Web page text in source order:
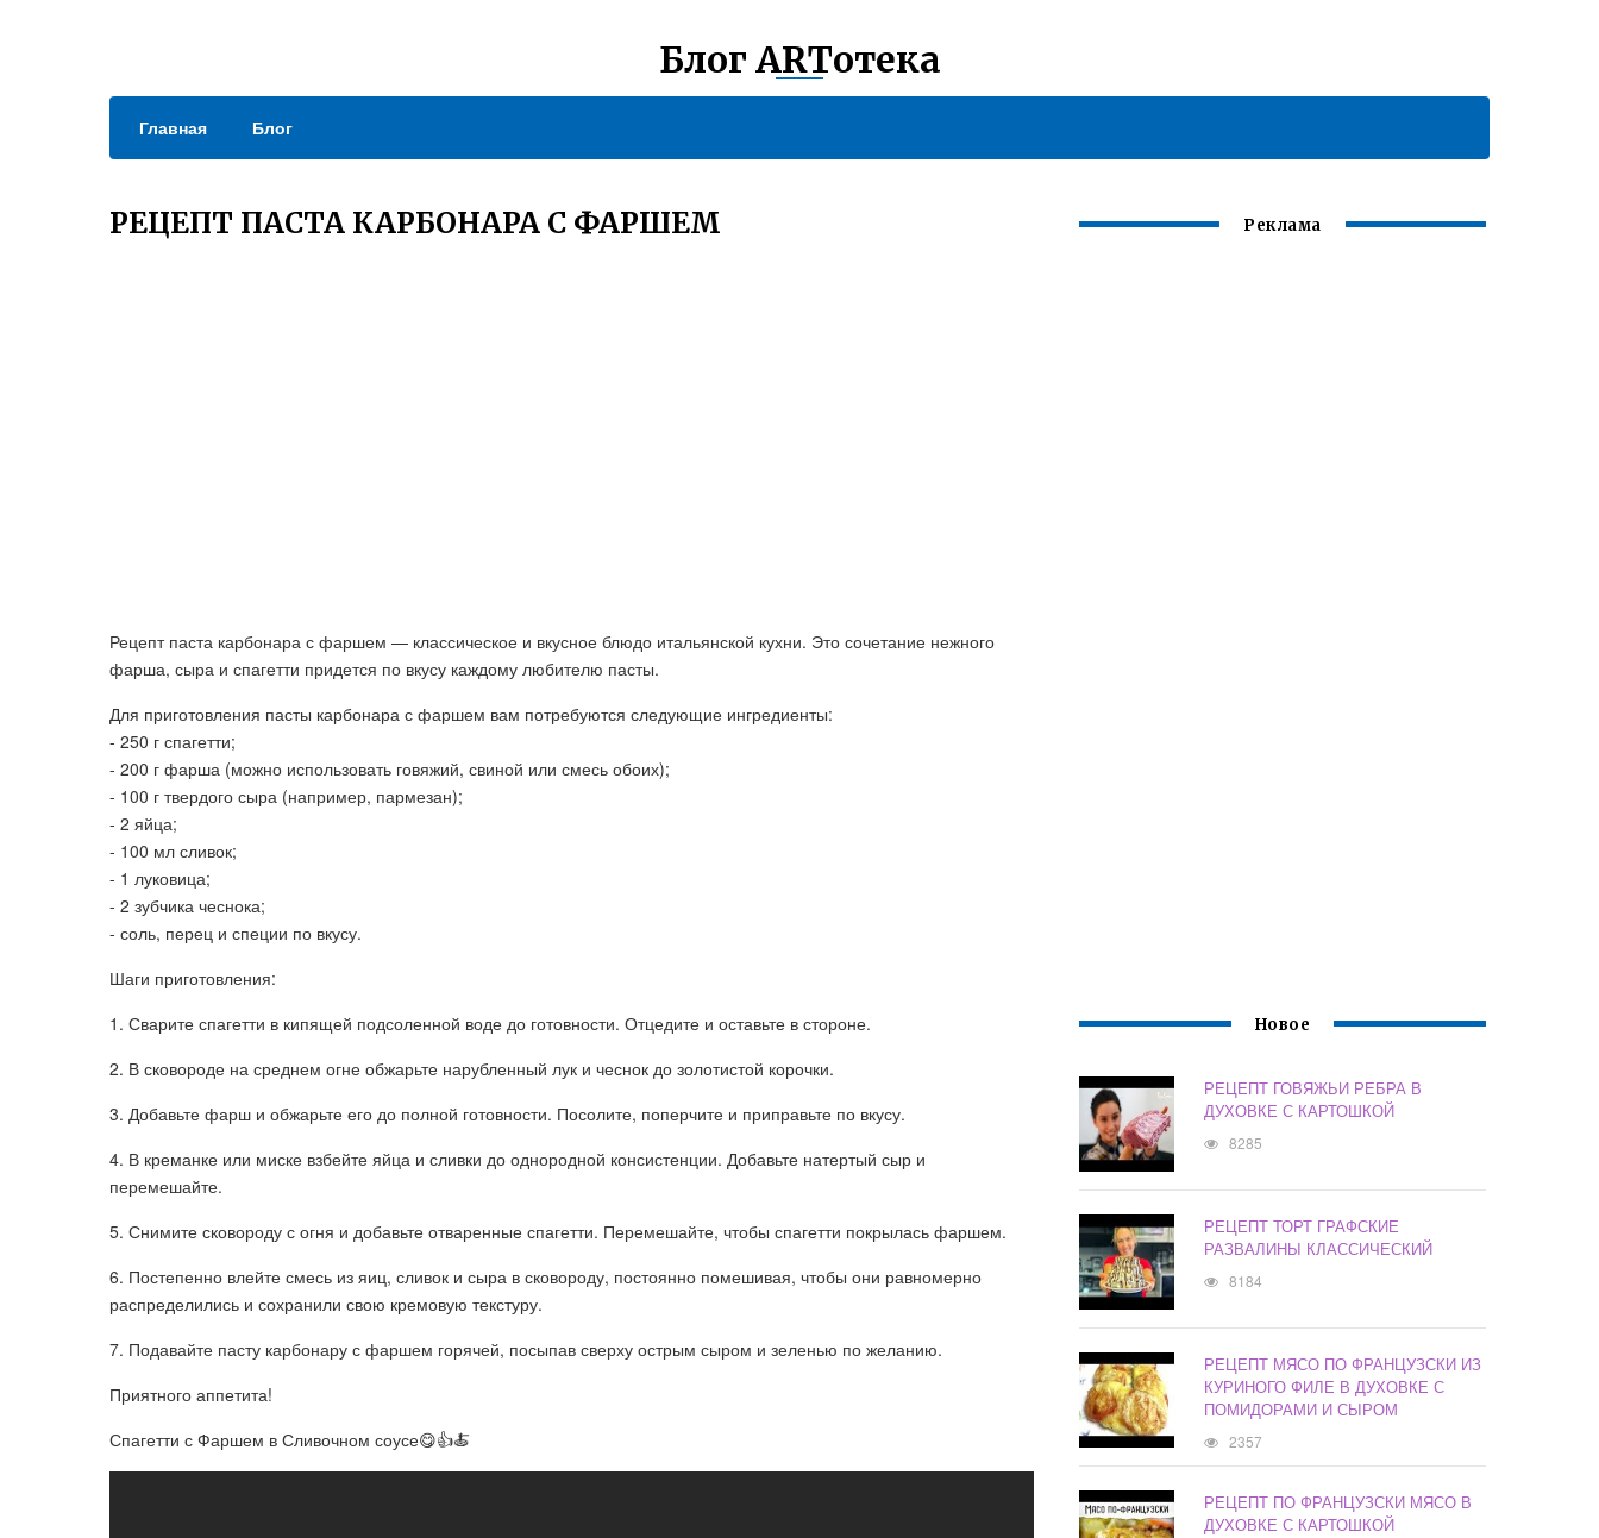
Блог ARTотека
Главная Блог
РЕЦЕПТ ПАСТА КАРБОНАРА С ФАРШЕМ
Рецепт паста карбонара с фаршем — классическое и вкусное блюдо итальянской кухни. Это сочетание нежного
фарша, сыра и спагетти придется по вкусу каждому любителю пасты.
Для приготовления пасты карбонара с фаршем вам потребуются следующие ингредиенты:
- 250 г спагетти;
- 200 г фарша (можно использовать говяжий, свиной или смесь обоих);
- 100 г твердого сыра (например, пармезан);
- 2 яйца;
- 100 мл сливок;
- 1 луковица;
- 2 зубчика чеснока;
- соль, перец и специи по вкусу.
Шаги приготовления:
1. Сварите спагетти в кипящей подсоленной воде до готовности. Отцедите и оставьте в стороне.
2. В сковороде на среднем огне обжарьте нарубленный лук и чеснок до золотистой корочки.
3. Добавьте фарш и обжарьте его до полной готовности. Посолите, поперчите и приправьте по вкусу.
4. В креманке или миске взбейте яйца и сливки до однородной консистенции. Добавьте натертый сыр и
перемешайте.
5. Снимите сковороду с огня и добавьте отваренные спагетти. Перемешайте, чтобы спагетти покрылась фаршем.
6. Постепенно влейте смесь из яиц, сливок и сыра в сковороду, постоянно помешивая, чтобы они равномерно
распределились и сохранили свою кремовую текстуру.
7. Подавайте пасту карбонару с фаршем горячей, посыпав сверху острым сыром и зеленью по желанию.
Приятного аппетита!
Спагетти с Фаршем в Сливочном соусе😋👍🍝
Реклама
Новое
РЕЦЕПТ ГОВЯЖЬИ РЕБРА В
ДУХОВКЕ С КАРТОШКОЙ
8285
РЕЦЕПТ ТОРТ ГРАФСКИЕ
РАЗВАЛИНЫ КЛАССИЧЕСКИЙ
8184
РЕЦЕПТ МЯСО ПО ФРАНЦУЗСКИ ИЗ
КУРИНОГО ФИЛЕ В ДУХОВКЕ С
ПОМИДОРАМИ И СЫРОМ
2357
РЕЦЕПТ ПО ФРАНЦУЗСКИ МЯСО В
ДУХОВКЕ С КАРТОШКОЙ